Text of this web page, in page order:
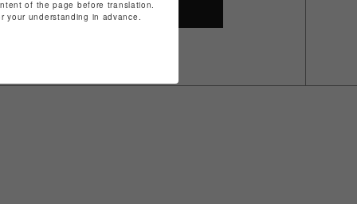
SHOP TOP
of the page before translation.
your understanding in advance.